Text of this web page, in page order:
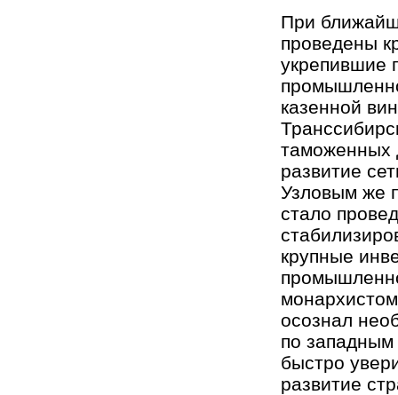
При
проведены
укрепившие
казенной
таможенных
развитие
Узловым же
стало
крупные
осознал
по
быстро
развитие